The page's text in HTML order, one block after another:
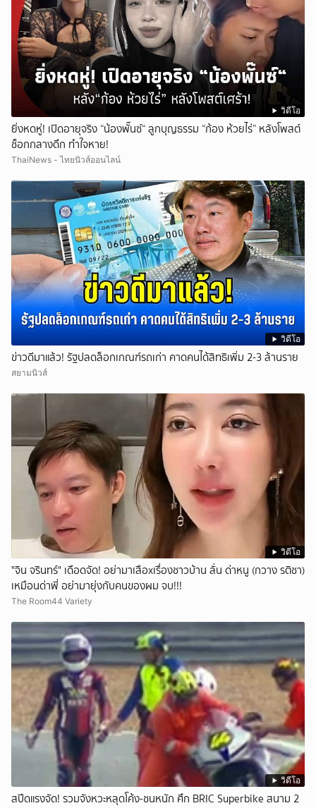
วิดีโอ
ยิ่งหดหู่! เปิดอายุจริง “น้องพั๊นซ์“ ลูกบุญธรรม “ก้อง ห้วยไร่” หลังโพสต์
ช็อกกลางดึก ทำใจหาย!
ThaiNews - ไทยนิวส์ออนไลน์
วิดีโอ
ข่าวดีมาแล้ว! รัฐปลดล็อกเกณฑ์รถเก่า คาดคนได้สิทธิเพิ่ม 2-3 ล้านราย
สยามนิวส์
วิดีโอ
ั่"จิน จรินทร์" เดือดจัด! อย่ามาเสือxเรื่องชาวบ้าน ลั่น ด่าหนู (กวาง รติชา)
เหมือนด่าพี่ อย่ามายุ่งกับคนของผม จบ!!!
The Room44 Variety
วิดีโอ
สปีดแรงจัด! รวมจังหวะหลุดโค้ง-ชนหนัก ศึก BRIC Superbike สนาม 2